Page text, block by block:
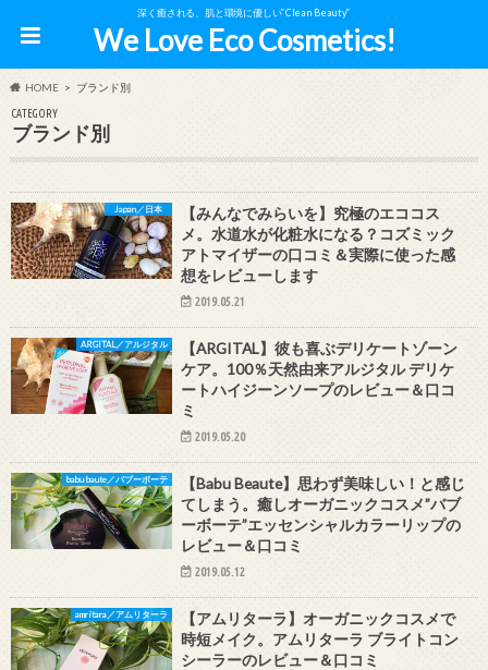
深く癒される、肌と環境に優しい”Clean Beauty”
We Love Eco Cosmetics!
HOME ブランド別
CATEGORY
ブランド別
Japan／日本
【みんなでみらいを】究極のエココス
メ。水道水が化粧水になる？コズミック
アトマイザーの口コミ＆実際に使った感
想をレビューします
2019.05.21
ARGITAL／アルジタル
【ARGITAL】彼も喜ぶデリケートゾーン
ケア。100％天然由来アルジタル デリケ
ートハイジーンソープのレビュー＆口コ
ミ
2019.05.20
babu baute／バブーボーテ
【Babu Beaute】思わず美味しい！と感じ
てしまう。癒しオーガニックコスメ”バブ
ーボーテ”エッセンシャルカラーリップの
レビュー＆口コミ
2019.05.12
amritara／アムリターラ
【アムリターラ】オーガニックコスメで
時短メイク。アムリターラ ブライトコン
シーラーのレビュー＆口コミ